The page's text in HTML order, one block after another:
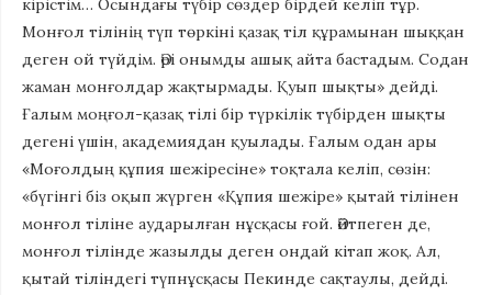
кірістім… Осындағы түбір сөздер бірдей келіп тұр.
Монғол тілінің түп төркіні қазақ тіл құрамынан шыққан
деген ой түйдім. Әрі онымды ашық айта бастадым. Содан
жаман монғолдар жақтырмады. Қуып шықты» дейді.
Ғалым моңғол-қазақ тілі бір түркілік түбірден шықты
дегені үшін, академиядан қуылады. Ғалым одан ары
«Моғолдың құпия шежіресіне» тоқтала келіп, сөзін:
«бүгінгі біз оқып жүрген «Құпия шежіре» қытай тілінен
монғол тіліне аударылған нұсқасы ғой. Әйтпеген де,
монғол тілінде жазылды деген ондай кітап жоқ. Ал,
қытай тіліндегі түпнұсқасы Пекинде сақтаулы, дейді.